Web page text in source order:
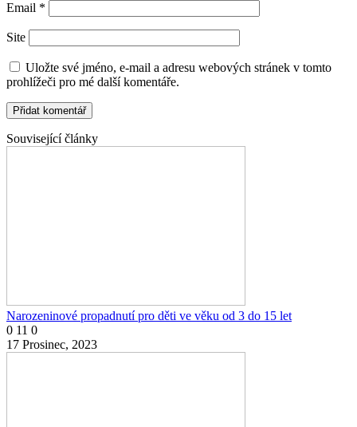
Email *
Site
Uložte své jméno, e-mail a adresu webových stránek v tomto
prohlížeči pro mé další komentáře.
Související články
Narozeninové propadnutí pro děti ve věku od 3 do 15 let
0 11 0
17 Prosinec, 2023